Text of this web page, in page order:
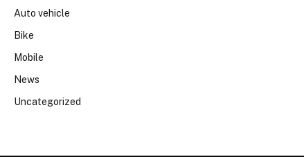
Auto vehicle
Bike
Mobile
News
Uncategorized